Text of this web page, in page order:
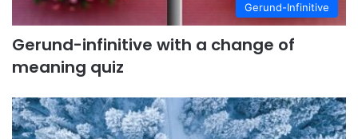
Gerund-Infinitive
Gerund-infinitive with a change of
meaning quiz